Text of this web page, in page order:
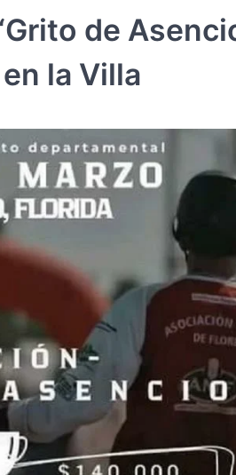
de
la Villa